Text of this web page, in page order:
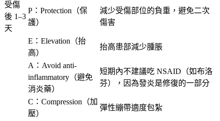
受傷
後 1–3
天
P ：Protection（保
護）
減少受傷部位的負重，避免二次
傷害
E ：Elevation（抬
高）
抬高患部減少腫脹
A ：Avoid anti-
inflammatory（避免
消炎藥）
短期內不建議吃 NSAID（如布洛
芬），因為發炎是修復的一部分
C ：Compression（加
壓）
彈性繃帶適度包紮